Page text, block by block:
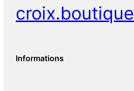
croix.boutique
Informations